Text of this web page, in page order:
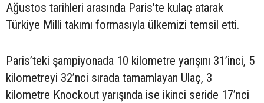
Ağustos tarihleri arasında Paris'te kulaç atarak
Türkiye Milli takımı formasıyla ülkemizi temsil etti.
Paris’teki şampiyonada 10 kilometre yarışını 31’inci, 5
kilometreyi 32’nci sırada tamamlayan Ulaç, 3
kilometre Knockout yarışında ise ikinci seride 17’nci